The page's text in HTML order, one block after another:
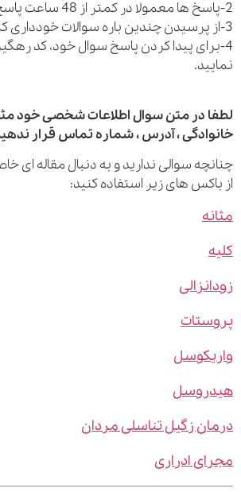
پیدا کردن پاسخ سوال خود، کد رهگیری
در متن سوال اطلاعات شخصی خود مثل نام
، آدرس ، شماره تماس قرار ندهید.!!!!
سوالی ندارید و به دنبال مقاله ای خاص
های زیر استفاده کنید:
زگیل تناسلی مردان
ادراری